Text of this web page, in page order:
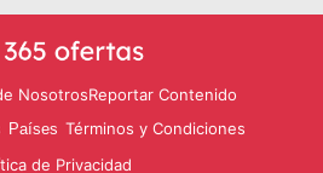
NosotrosReportar Contenido
Países Términos y Condiciones
de Privacidad